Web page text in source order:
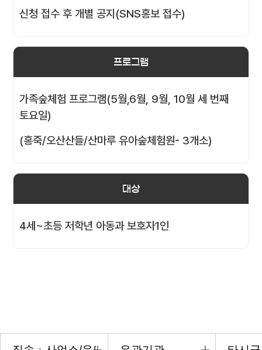
신청 접수 후 개별 공지(SNS홍보 접수)
프로그램
가족숲체험 프로그램(5월,6월, 9월, 10월 세 번째
토요일)
(홍죽/오산산들/산마루 유아숲체험원- 3개소)
대상
4세~초등 저학년 아동과 보호자1인